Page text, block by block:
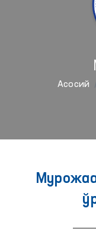
Aсосий